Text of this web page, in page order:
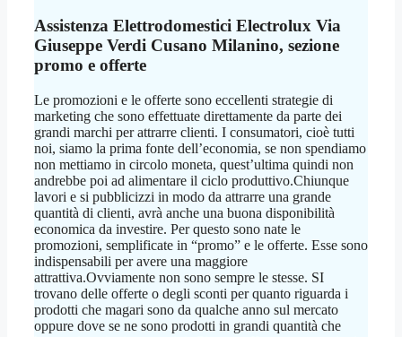
Assistenza Elettrodomestici Electrolux Via
Giuseppe Verdi Cusano Milanino, sezione
promo e offerte
Le promozioni e le offerte sono eccellenti strategie di
marketing che sono effettuate direttamente da parte dei
grandi marchi per attrarre clienti. I consumatori, cioè tutti
noi, siamo la prima fonte dell’economia, se non spendiamo
non mettiamo in circolo moneta, quest’ultima quindi non
andrebbe poi ad alimentare il ciclo produttivo.Chiunque
lavori e si pubblicizzi in modo da attrarre una grande
quantità di clienti, avrà anche una buona disponibilità
economica da investire. Per questo sono nate le
promozioni, semplificate in “promo” e le offerte. Esse sono
indispensabili per avere una maggiore
attrattiva.Ovviamente non sono sempre le stesse. SI
trovano delle offerte o degli sconti per quanto riguarda i
prodotti che magari sono da qualche anno sul mercato
oppure dove se ne sono prodotti in grandi quantità che